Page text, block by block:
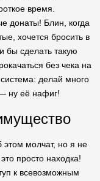
время.
донаты! Блин, когда
хочется бросить в
бы сделать такую
без чека на
делай много
ну её нафиг!
молчат, но я не
просто находка!
к всевозможным